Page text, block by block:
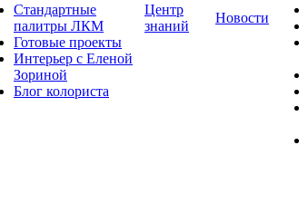
Стандартные
палитры ЛКМ
Готовые проекты
Интерьер с Еленой
Зориной
Блог колориста
Центр
знаний
Новости